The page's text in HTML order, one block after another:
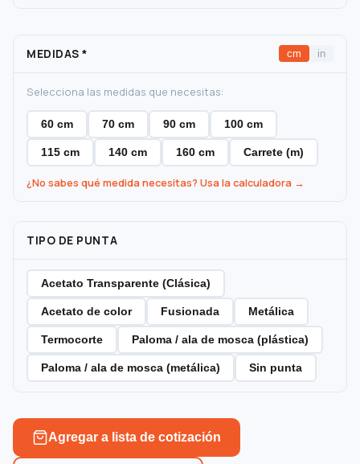
MEDIDAS * cm in
Selecciona las medidas que necesitas:
60 cm 70 cm 90 cm 100 cm
115 cm 140 cm 160 cm Carrete (m)
¿No sabes qué medida necesitas? Usa la calculadora →
TIPO DE PUNTA
Acetato Transparente (Clásica)
Acetato de color Fusionada Metálica
Termocorte Paloma / ala de mosca (plástica)
Paloma / ala de mosca (metálica) Sin punta
Agregar a lista de cotización